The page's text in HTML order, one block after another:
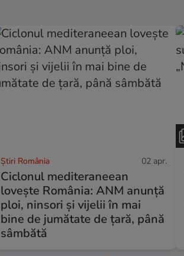
Știri România 02 apr.
Ciclonul mediteraneean
lovește România: ANM anunță
ploi, ninsori și vijelii în mai
bine de jumătate de țară, până
sâmbătă